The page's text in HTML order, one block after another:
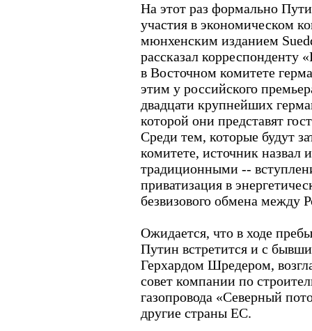
На этот раз формально
участия в экономическом
мюнхенским изданием
рассказал корреспонденту
в Восточном комитете
этим у российского
двадцати крупнейших
которой они представят
Среди тем, которые будут
комитете, источник назвал
традиционными --
приватизация в
безвизового обмена между
Ожидается, что в ходе
Путин встретится и с
Герхардом Шредером,
совет компании по
газопровода «Северный
другие страны ЕС.